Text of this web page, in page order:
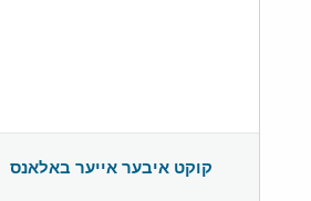
קוקט איבער אייער באלאנס